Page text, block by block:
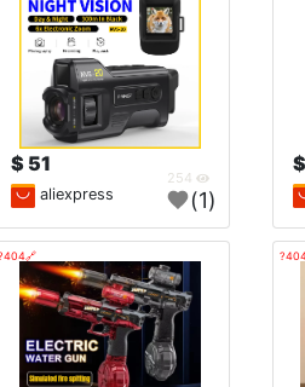
51 $
aliexpress (1)
🔗404?